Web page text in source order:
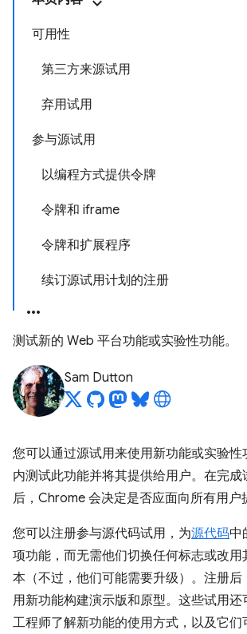
可用性
第三方来源试用
弃用试用
参与源试用
以编程方式提供令牌
令牌和 iframe
令牌和扩展程序
续订源试用计划的注册
测试新的 Web 平台功能或实验性功能。
Sam Dutton
您可以通过源试用来使用新功能或实验
内测试此功能并将其提供给用户。在完
后，Chrome 会决定是否应面向所有用户
您可以注册参与源代码试用，为源代码中
项功能，而无需他们切换任何标志或改用
本（不过，他们可能需要升级）。注册后
用新功能构建演示版和原型。这些试用
工程师了解新功能的使用方式，以及它们